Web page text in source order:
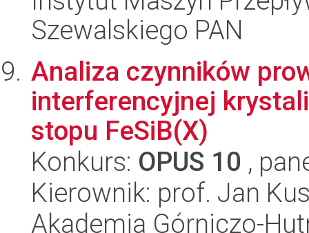
Szewalskiego PAN
Analiza czynników
interferencyjnej
stopu FeSiB(X)
Konkurs: OPUS 10 ,
Kierownik: prof. Jan
Akademia Górniczo-